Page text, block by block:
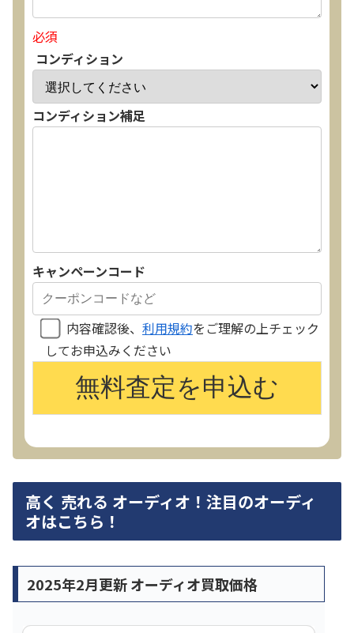
必須
コンディション
コンディション補足
キャンペーンコード
内容確認後、 利用規約をご理解の上チェック
してお申込みください
高く 売れる オーディオ！注目のオーディ
オはこちら！
2025年2月更新 オーディオ買取価格